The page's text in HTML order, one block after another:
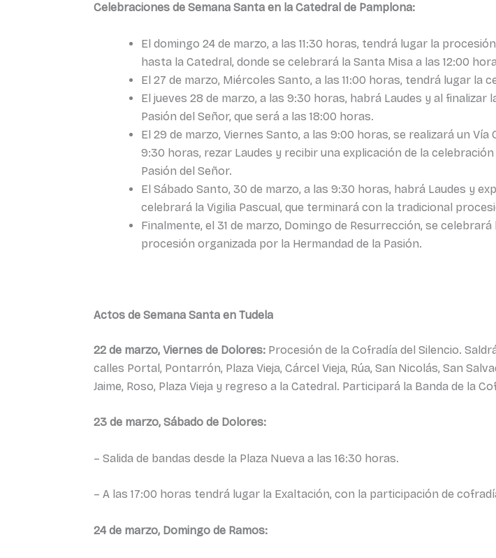
Celebraciones de Semana Santa en la Catedral de Pamplona:
El domingo 24 de marzo, a las 11:30 horas, tendrá lugar la
hasta la Catedral, donde se celebrará la Santa Misa a las 12:00
El 27 de marzo, Miércoles Santo, a las 11:00 horas, tendrá lugar la
El jueves 28 de marzo, a las 9:30 horas, habrá Laudes y al
Pasión del Señor, que será a las 18:00 horas.
El 29 de marzo, Viernes Santo, a las 9:00 horas, se realizará un
9:30 horas, rezar Laudes y recibir una explicación de la
Pasión del Señor.
El Sábado Santo, 30 de marzo, a las 9:30 horas, habrá Laudes y
celebrará la Vigilia Pascual, que terminará con la tradicional
Finalmente, el 31 de marzo, Domingo de Resurrección, se
procesión organizada por la Hermandad de la Pasión.
Actos de Semana Santa en Tudela
22 de marzo, Viernes de Dolores: Procesión de la Cofradía del Silencio.
calles Portal, Pontarrón, Plaza Vieja, Cárcel Vieja, Rúa, San Nicolás, San
Jaime, Roso, Plaza Vieja y regreso a la Catedral. Participará la Banda de la
23 de marzo, Sábado de Dolores:
– Salida de bandas desde la Plaza Nueva a las 16:30 horas.
– A las 17:00 horas tendrá lugar la Exaltación, con la participación de
24 de marzo, Domingo de Ramos: